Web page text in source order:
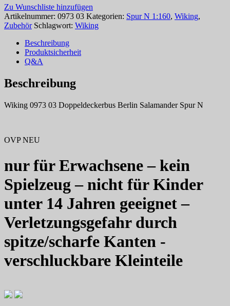
Zu Wunschliste hinzufügen
Artikelnummer: 0973 03 Kategorien: Spur N 1:160, Wiking,
Zubehör Schlagwort: Wiking
Beschreibung
Produktsicherheit
Q&A
Beschreibung
Wiking 0973 03 Doppeldeckerbus Berlin Salamander Spur N
OVP NEU
nur für Erwachsene – kein
Spielzeug – nicht für Kinder
unter 14 Jahren geeignet –
Verletzungsgefahr durch
spitze/scharfe Kanten -
verschluckbare Kleinteile